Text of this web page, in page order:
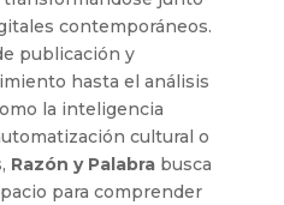
contemporáneos.
publicación y
hasta el análisis
la inteligencia
cultural o
Razón y Palabrabusca
para comprender